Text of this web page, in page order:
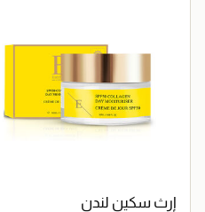
إرث سكين لندن